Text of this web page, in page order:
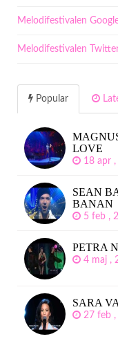
Melodifestivalen
Melodifestivalen
Popular
LOVE
18 apr
SEAN
BANAN
5 feb ,
PETRA
4 maj ,
SARA
27 feb